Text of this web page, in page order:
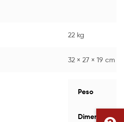
22 kg
32 × 27 × 19 cm
Peso
Dimensioni